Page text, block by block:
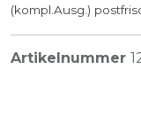
(kompl.Ausg.)
Artikelnummer